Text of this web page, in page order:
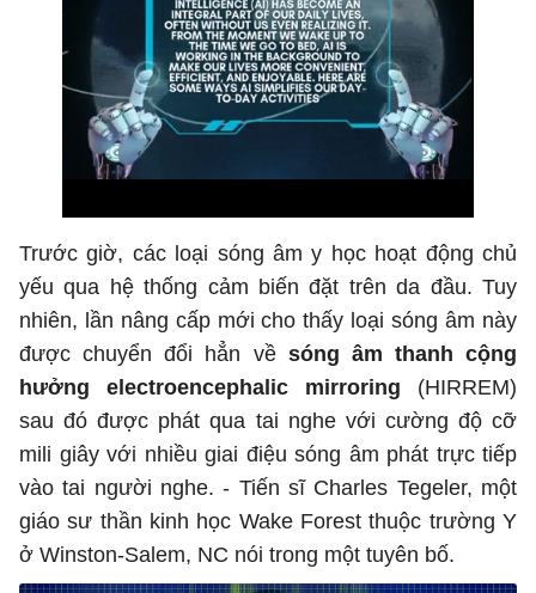
Trước giờ, các loại sóng âm y học hoạt động chủ
yếu qua hệ thống cảm biến đặt trên da đầu. Tuy
nhiên, lần nâng cấp mới cho thấy loại sóng âm này
được chuyển đổi hẳn về sóng âm thanh cộng
hưởng electroencephalic mirroring (HIRREM)
sau đó được phát qua tai nghe với cường độ cỡ
mili giây với nhiều giai điệu sóng âm phát trực tiếp
vào tai người nghe. - Tiến sĩ Charles Tegeler, một
giáo sư thần kinh học Wake Forest thuộc trường Y
ở Winston-Salem, NC nói trong một tuyên bố.